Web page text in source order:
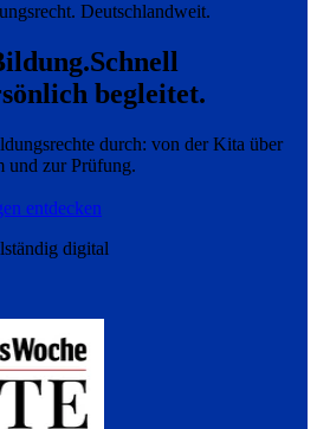
Deutschlandweit.
Schnell
begleitet.
durch: von der Kita über
und zur Prüfung.
entdecken
digital